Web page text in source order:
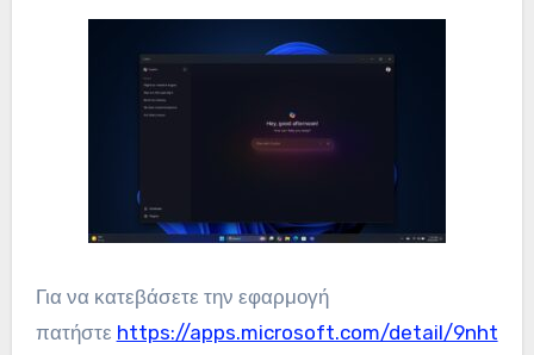
Για να κατεβάσετε την εφαρμογή
πατήστε https://apps.microsoft.com/detail/9nht